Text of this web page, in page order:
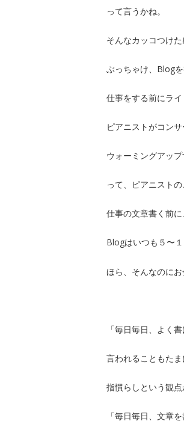
って言うかね。
そんなカッコつけた
ぶっちゃけ、Blog
仕事をする前にラ
ピアニストがコン
ウォーミングアップ
って、ピアニストの
仕事の文章書く前
Blogはいつも５〜
ほら、そんなのに
「毎日毎日、よく
言われることもた
指慣らしという観点
「毎日毎日、文章